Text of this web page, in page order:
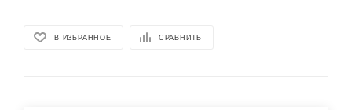
В ИЗБРАННОЕ СРАВНИТЬ